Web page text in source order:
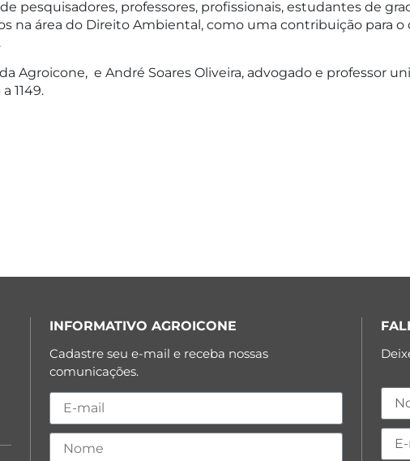
pesquisadores, professores, profissionais, estudantes de
na área do Direito Ambiental, como uma contribuição para
Agroicone, e André Soares Oliveira, advogado e professor
1149.
INFORMATIVO AGROICONE
Cadastre seu e-mail e receba nossas
comunicações.